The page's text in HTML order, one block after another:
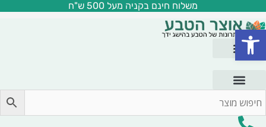
פתח סרגל נגישות
לתוכן
משלוח חינם בקניה מעל 500 ש"ח